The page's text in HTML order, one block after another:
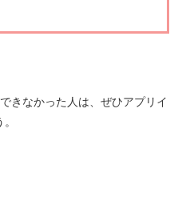
きなかった人は、ぜひアプリイ